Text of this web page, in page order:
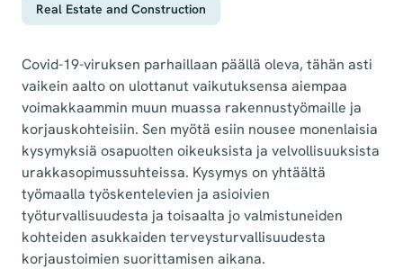
Real Estate and Construction
Covid-19-viruksen parhaillaan päällä oleva, tähän asti
vaikein aalto on ulottanut vaikutuksensa aiempaa
voimakkaammin muun muassa rakennustyömaille ja
korjauskohteisiin. Sen myötä esiin nousee monenlaisia
kysymyksiä osapuolten oikeuksista ja velvollisuuksista
urakkasopimussuhteissa. Kysymys on yhtäältä
työmaalla työskentelevien ja asioivien
työturvallisuudesta ja toisaalta jo valmistuneiden
kohteiden asukkaiden terveysturvallisuudesta
korjaustoimien suorittamisen aikana.